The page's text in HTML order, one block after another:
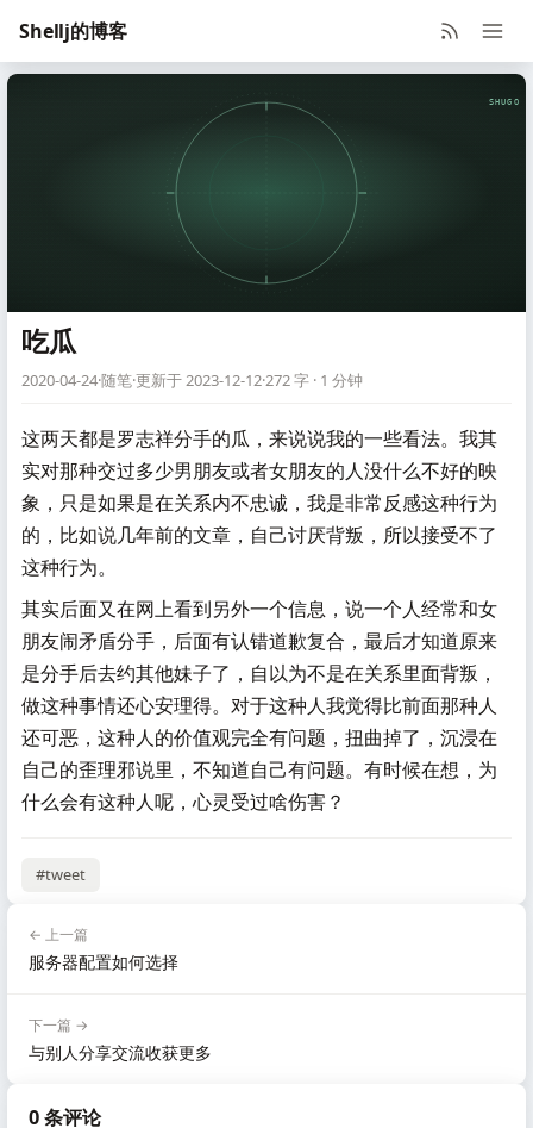
Shellj的博客
SHUGO
吃瓜
2020-04-24·随笔·更新于 2023-12-12·272 字 · 1 分钟
这两天都是罗志祥分手的瓜，来说说我的一些看法。我其
实对那种交过多少男朋友或者女朋友的人没什么不好的映
象，只是如果是在关系内不忠诚，我是非常反感这种行为
的，比如说几年前的文章，自己讨厌背叛，所以接受不了
这种行为。
其实后面又在网上看到另外一个信息，说一个人经常和女
朋友闹矛盾分手，后面有认错道歉复合，最后才知道原来
是分手后去约其他妹子了，自以为不是在关系里面背叛，
做这种事情还心安理得。对于这种人我觉得比前面那种人
还可恶，这种人的价值观完全有问题，扭曲掉了，沉浸在
自己的歪理邪说里，不知道自己有问题。有时候在想，为
什么会有这种人呢，心灵受过啥伤害？
#tweet
← 上一篇
服务器配置如何选择
下一篇 →
与别人分享交流收获更多
0 条评论